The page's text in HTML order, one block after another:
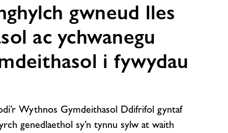
gwneud lles
ac ychwanegu
i fywydau
Wythnos Gymdeithasol Ddifrifol gyntaf
genedlaethol sy’n tynnu sylw at waith